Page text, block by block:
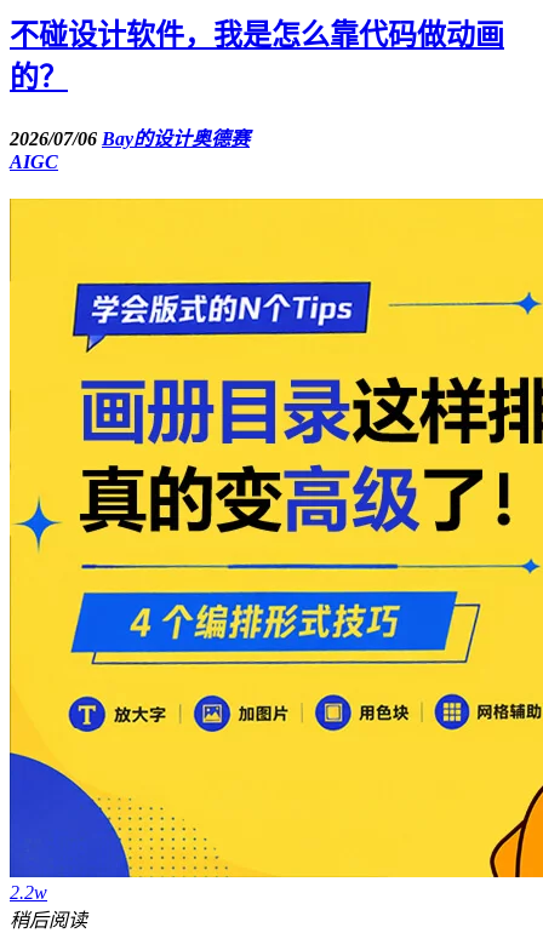
不碰设计软件，我是怎么靠代码做动画
的？
2026/07/06 Bay的设计奥德赛
AIGC
2.2w
稍后阅读